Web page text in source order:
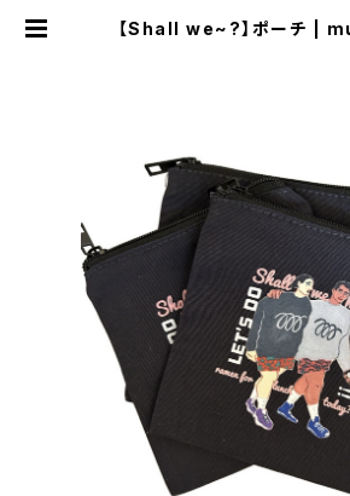
【Shall we~?】ポーチ |